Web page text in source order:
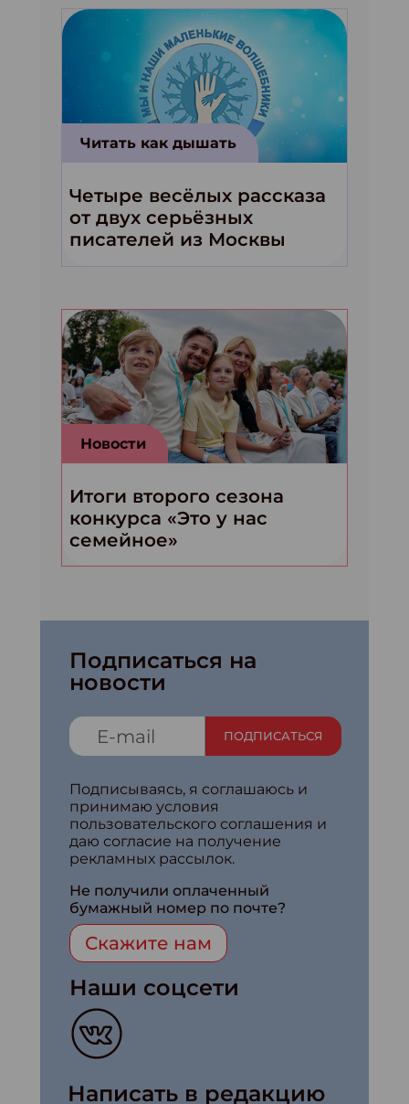
Читать как дышать
Четыре весёлых рассказа
от двух серьёзных
писателей из Москвы
Новости
Итоги второго сезона
конкурса «Это у нас
семейное»
Подписаться на
новости
ПОДПИСАТЬСЯ
Подписываясь, я соглашаюсь и
принимаю условия
пользовательского соглашения и
даю согласие на получение
рекламных рассылок.
Не получили оплаченный
бумажный номер по почте?
Скажите нам
Наши соцсети
Написать в редакцию